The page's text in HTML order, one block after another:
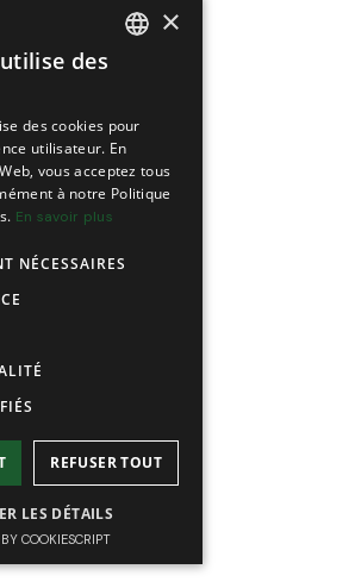
×
des
des cookies pour
utilisateur. En
vous acceptez tous
à notre Politique
En savoir plus
NÉCESSAIRES
REFUSER TOUT
LES DÉTAILS
COOKIESCRIPT